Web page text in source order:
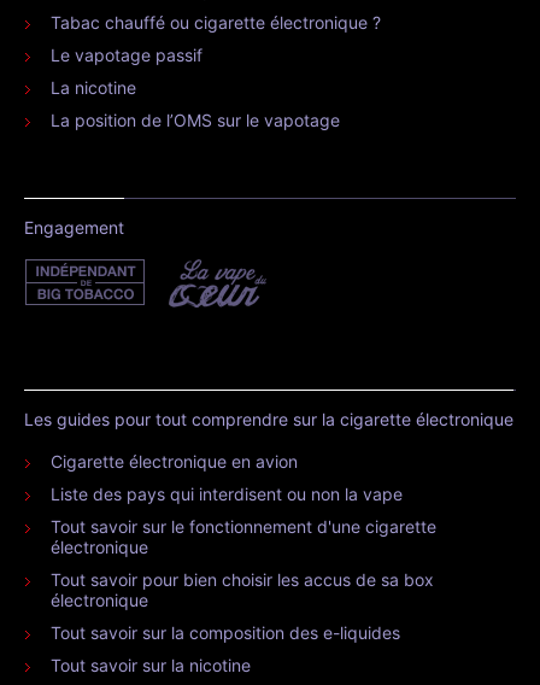
Tabac chauffé ou cigarette électronique ?
Le vapotage passif
La nicotine
La position de l’OMS sur le vapotage
Engagement
Les guides pour tout comprendre sur la cigarette électronique
Cigarette électronique en avion
Liste des pays qui interdisent ou non la vape
Tout savoir sur le fonctionnement d'une cigarette
électronique
Tout savoir pour bien choisir les accus de sa box
électronique
Tout savoir sur la composition des e-liquides
Tout savoir sur la nicotine